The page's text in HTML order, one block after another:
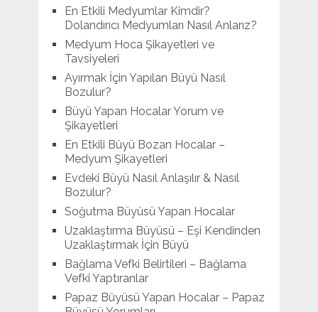
En Etkili Medyumlar Kimdir?
Dolandırıcı Medyumları Nasıl Anlarız?
Medyum Hoca Şikayetleri ve
Tavsiyeleri
Ayırmak İçin Yapılan Büyü Nasıl
Bozulur?
Büyü Yapan Hocalar Yorum ve
Şikayetleri
En Etkili Büyü Bozan Hocalar –
Medyum Şikayetleri
Evdeki Büyü Nasıl Anlaşılır & Nasıl
Bozulur?
Soğutma Büyüsü Yapan Hocalar
Uzaklaştırma Büyüsü – Eşi Kendinden
Uzaklaştırmak İçin Büyü
Bağlama Vefki Belirtileri – Bağlama
Vefki Yaptıranlar
Papaz Büyüsü Yapan Hocalar – Papaz